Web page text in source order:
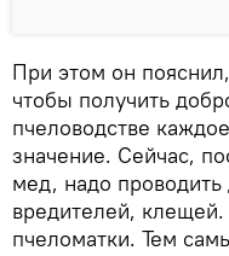
При этом он
чтобы получить
пчеловодстве
значение. Сейчас,
мед, надо
вредителей,
пчеломатки. Тем